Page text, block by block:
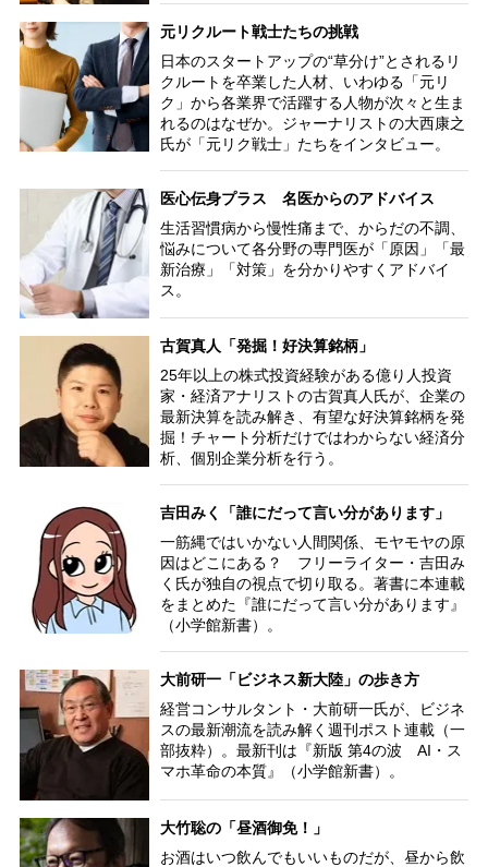
元リクルート戦士たちの挑戦
日本のスタートアップの“草分け”とされるリ
クルートを卒業した人材、いわゆる「元リ
ク」から各業界で活躍する人物が次々と生ま
れるのはなぜか。ジャーナリストの大西康之
氏が「元リク戦士」たちをインタビュー。
医心伝身プラス 名医からのアドバイス
生活習慣病から慢性痛まで、からだの不調、
悩みについて各分野の専門医が「原因」「最
新治療」「対策」を分かりやすくアドバイ
ス。
古賀真人「発掘！好決算銘柄」
25年以上の株式投資経験がある億り人投資
家・経済アナリストの古賀真人氏が、企業の
最新決算を読み解き、有望な好決算銘柄を発
掘！チャート分析だけではわからない経済分
析、個別企業分析を行う。
吉田みく「誰にだって言い分があります」
一筋縄ではいかない人間関係、モヤモヤの原
因はどこにある？ フリーライター・吉田み
く氏が独自の視点で切り取る。著書に本連載
をまとめた『誰にだって言い分があります』
（小学館新書）。
大前研一「ビジネス新大陸」の歩き方
経営コンサルタント・大前研一氏が、ビジネ
スの最新潮流を読み解く週刊ポスト連載（一
部抜粋）。最新刊は『新版 第4の波 AI・ス
マホ革命の本質』（小学館新書）。
大竹聡の「昼酒御免！」
お酒はいつ飲んでもいいものだが、昼から飲